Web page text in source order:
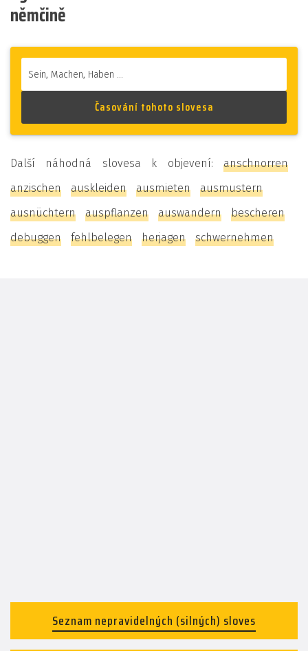
němčině
Další náhodná slovesa k objevení: anschnorren
anzischen
auskleiden ausmieten
ausmustern
ausnüchtern
auspflanzen auswandern
bescheren
debuggen
fehlbelegen herjagen schwernehmen
Seznam nepravidelných (silných) sloves